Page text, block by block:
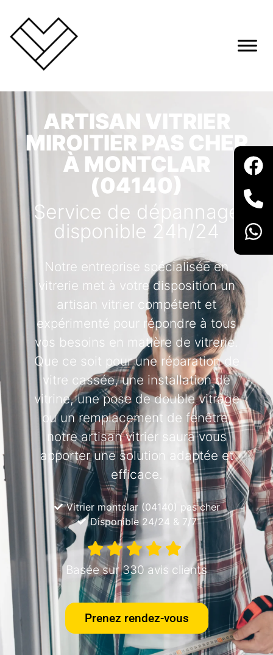
ARTISAN VITRIER
MIROITIER PAS CHER
À MONTCLAR
(04140)
Service de dépannage
disponible 24h/24
Notre entreprise spécialisée en
vitrerie met à votre disposition un
artisan vitrier compétent et
expérimenté pour répondre à tous
vos besoins en matière de vitrerie.
Que ce soit pour une réparation de
vitre cassée, une installation de
vitrine, une pose de double vitrage
ou un remplacement de fenêtre,
notre artisan vitrier saura vous
apporter une solution adaptée et
efficace.
Vitrier montclar (04140) pas cher
Disponible 24/24 & 7/7
Basée sur 330 avis clients
Prenez rendez-vous